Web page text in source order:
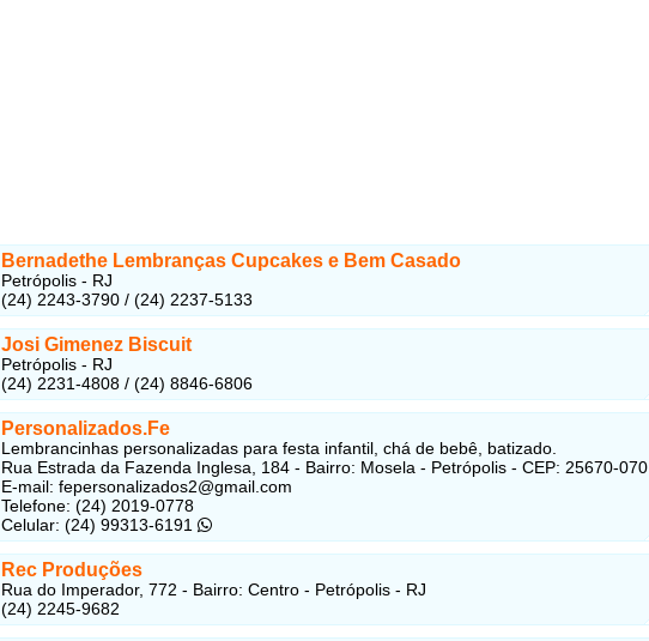
Bernadethe Lembranças Cupcakes e Bem Casado
Petrópolis - RJ
(24) 2243-3790 / (24) 2237-5133
Josi Gimenez Biscuit
Petrópolis - RJ
(24) 2231-4808 / (24) 8846-6806
Personalizados.Fe
Lembrancinhas personalizadas para festa infantil, chá de bebê, batizado.
Rua Estrada da Fazenda Inglesa, 184 - Bairro: Mosela - Petrópolis - CEP: 25670-070
E-mail: fepersonalizados2@gmail.com
Telefone: (24) 2019-0778
Celular: (24) 99313-6191
Rec Produções
Rua do Imperador, 772 - Bairro: Centro - Petrópolis - RJ
(24) 2245-9682